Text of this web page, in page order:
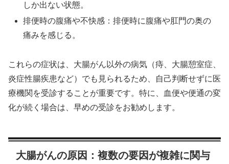
しか出ない状態。
排便時の腹痛や不快感：排便時に腹痛や肛門の奥の
痛みを感じる。
これらの症状は、大腸がん以外の病気（痔、大腸憩室症、
炎症性腸疾患など）でも見られるため、自己判断せずに医
療機関を受診することが重要です。特に、血便や便通の変
化が続く場合は、早めの受診をお勧めします。
大腸がんの原因：複数の要因が複雑に関与